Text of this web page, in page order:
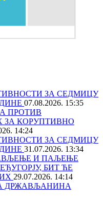
ЗА СЕДМИЦУ
07.08.2026. 15:35
ПРОТИВ
ЗА КОРУПТИВНО
14:24
ЗА СЕДМИЦУ
31.07.2026. 13:34
И ПАЉЕЊЕ
БИТ ЋЕ
29.07.2026. 14:14
ДРЖАВЉАНИНА